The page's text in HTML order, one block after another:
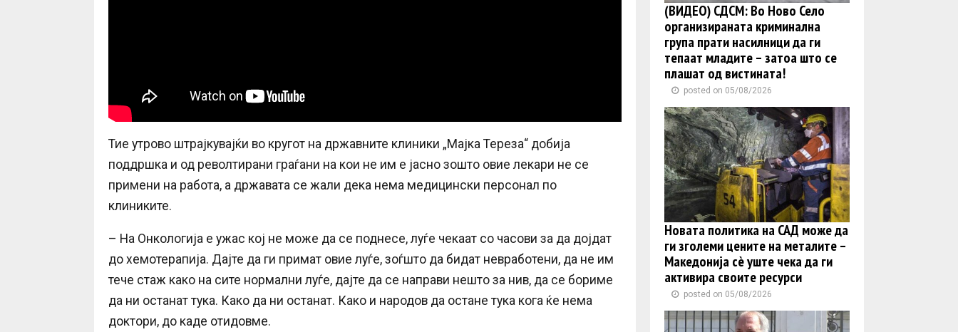
Тие утрово штрајкувајќи во кругот на државните клиники „Мајка Тереза“ добија
поддршка и од револтирани граѓани на кои не им е јасно зошто овие лекари не се
примени на работа, а државата се жали дека нема медицински персонал по
клиниките.
– На Онкологија е ужас кој не може да се поднесе, луѓе чекаат со часови за да дојдат
до хемотерапија. Дајте да ги примат овие луѓе, зоѓшто да бидат невработени, да не им
тече стаж како на сите нормални луѓе, дајте да се направи нешто за нив, да се бориме
да ни останат тука. Како да ни останат. Како и народов да остане тука кога ќе нема
доктори, до каде отидовме.
(ВИДЕО) СДСМ: Во Ново Село
организираната криминална
група прати насилници да ги
тепаат младите – затоа што се
плашат од вистината!
posted on 05/08/2026
Новата политика на САД може да
ги зголеми цените на металите –
Македонија сè уште чека да ги
активира своите ресурси
posted on 05/08/2026